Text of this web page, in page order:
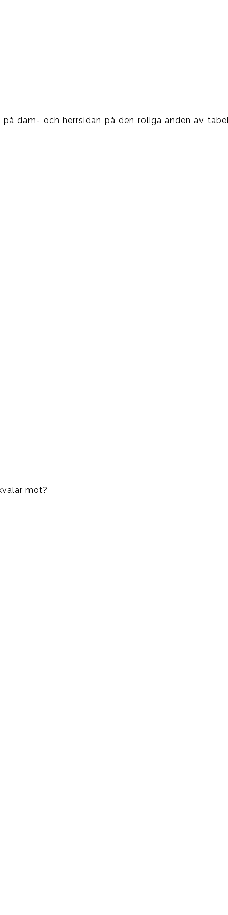
dam- och herrsidan på den roliga änden av
mot?